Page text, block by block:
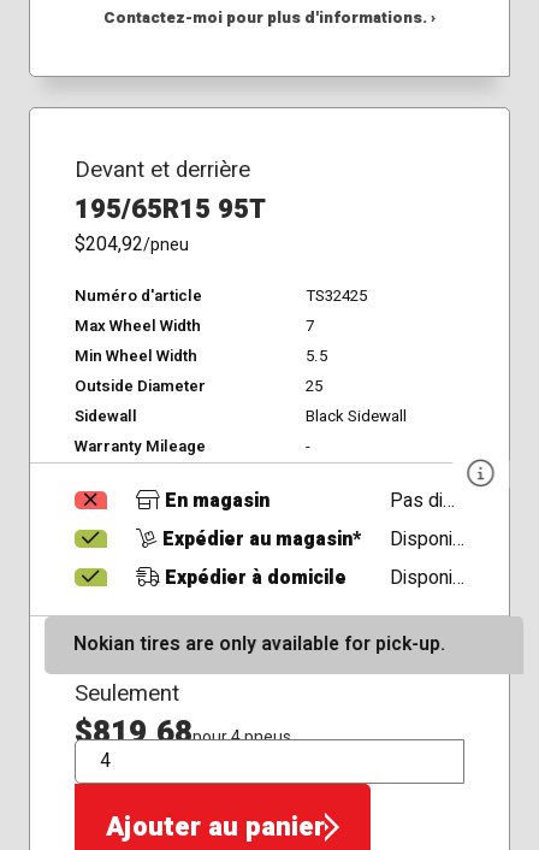
Contactez-moi pour plus d'informations. ›
Devant et derrière
195/65R15 95T
$204,92/pneu
Numéro d'article
TS32425
Max Wheel Width
7
Min Wheel Width
5.5
Outside Diameter
25
Sidewall
Black Sidewall
Warranty Mileage
-
En magasin
Pas disponible
Expédier au magasin*
Disponible
Expédier à domicile
Disponible
Nokian tires are only available for pick-up.
Seulement
$819,68pour 4 pneus
QTÉ
Ajouter au panier